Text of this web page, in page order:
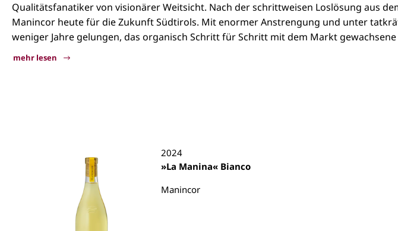
Qualitätsfanatiker von visionärer Weitsicht. Nach der schrittweisen Loslösung aus
Manincor heute für die Zukunft Südtirols. Mit enormer Anstrengung und unter
weniger Jahre gelungen, das organisch Schritt für Schritt mit dem Markt
mehr lesen
2024
»La Manina« Bianco
Manincor